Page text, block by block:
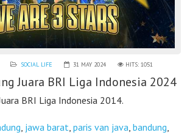
SOCIAL LIFE 31 MAY 2024 HITS: 1051
Juara BRI Liga Indonesia 2024
BRI Liga Indonesia 2014.
, jawa barat, paris van java, bandung,